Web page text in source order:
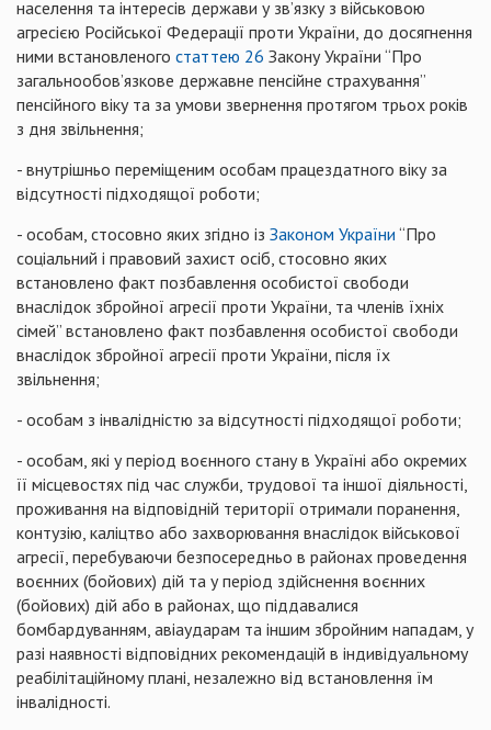
населення та інтересів держави у зв’язку з військовою
агресією Російської Федерації проти України, до досягнення
ними встановленого статтею 26 Закону України “Про
загальнообов’язкове державне пенсійне страхування”
пенсійного віку та за умови звернення протягом трьох років
з дня звільнення;
- внутрішньо переміщеним особам працездатного віку за
відсутності підходящої роботи;
- особам, стосовно яких згідно із Законом України “Про
соціальний і правовий захист осіб, стосовно яких
встановлено факт позбавлення особистої свободи
внаслідок збройної агресії проти України, та членів їхніх
сімей” встановлено факт позбавлення особистої свободи
внаслідок збройної агресії проти України, після їх
звільнення;
- особам з інвалідністю за відсутності підходящої роботи;
- особам, які у період воєнного стану в Україні або окремих
її місцевостях під час служби, трудової та іншої діяльності,
проживання на відповідній території отримали поранення,
контузію, каліцтво або захворювання внаслідок військової
агресії, перебуваючи безпосередньо в районах проведення
воєнних (бойових) дій та у період здійснення воєнних
(бойових) дій або в районах, що піддавалися
бомбардуванням, авіаударам та іншим збройним нападам, у
разі наявності відповідних рекомендацій в індивідуальному
реабілітаційному плані, незалежно від встановлення їм
інвалідності.